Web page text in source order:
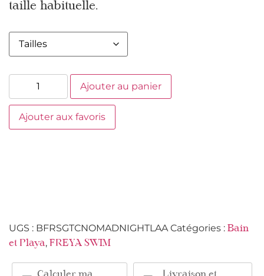
taille habituelle.
Ajouter au panier
Ajouter aux favoris
UGS : BFRSGTCNOMADNIGHTLAA Catégories : Bain
et Playa, FREYA SWIM